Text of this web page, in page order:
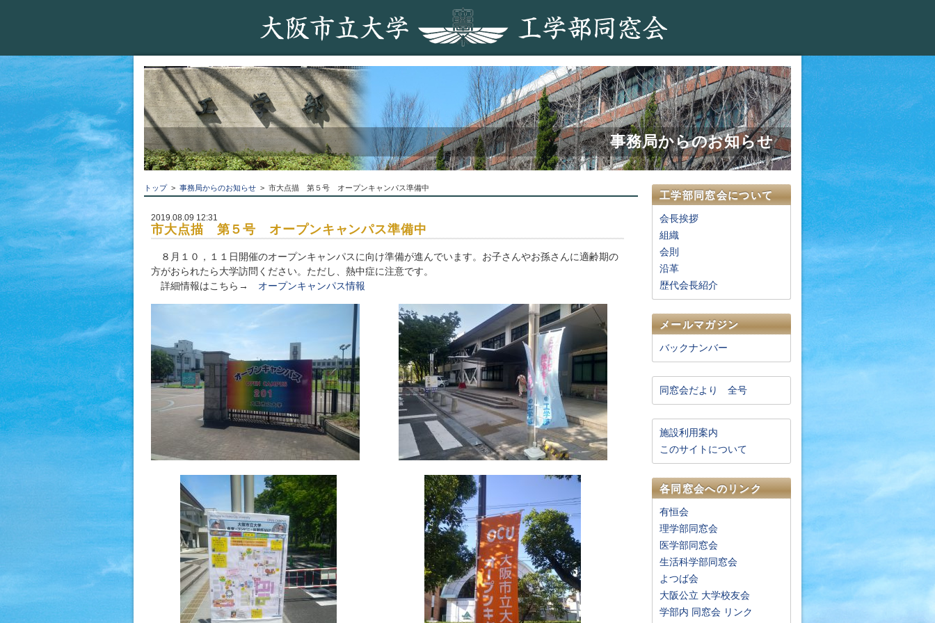
事務局からのお知らせ
トップ> 事務局からのお知らせ > 市大点描 第５号 オープンキャンパス準備中
2019.08.09 12:31
市大点描 第５号 オープンキャンパス準備中
８月１０，１１日開催のオープンキャンパスに向け準備が進んでいます。お子さんやお孫さんに適齢期の
方がおられたら大学訪問ください。ただし、熱中症に注意です。
詳細情報はこちら→ オープンキャンパス情報
工学部同窓会について
会長挨拶
組織
会則
沿革
歴代会長紹介
メールマガジン
バックナンバー
同窓会だより 全号
施設利用案内
このサイトについて
各同窓会へのリンク
有恒会
理学部同窓会
医学部同窓会
生活科学部同窓会
よつば会
大阪公立 大学校友会
学部内 同窓会 リンク